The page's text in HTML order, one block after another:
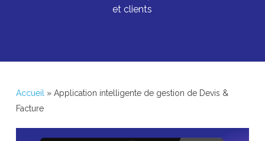
et clients
Accueil » Application intelligente de gestion de Devis &
Facture